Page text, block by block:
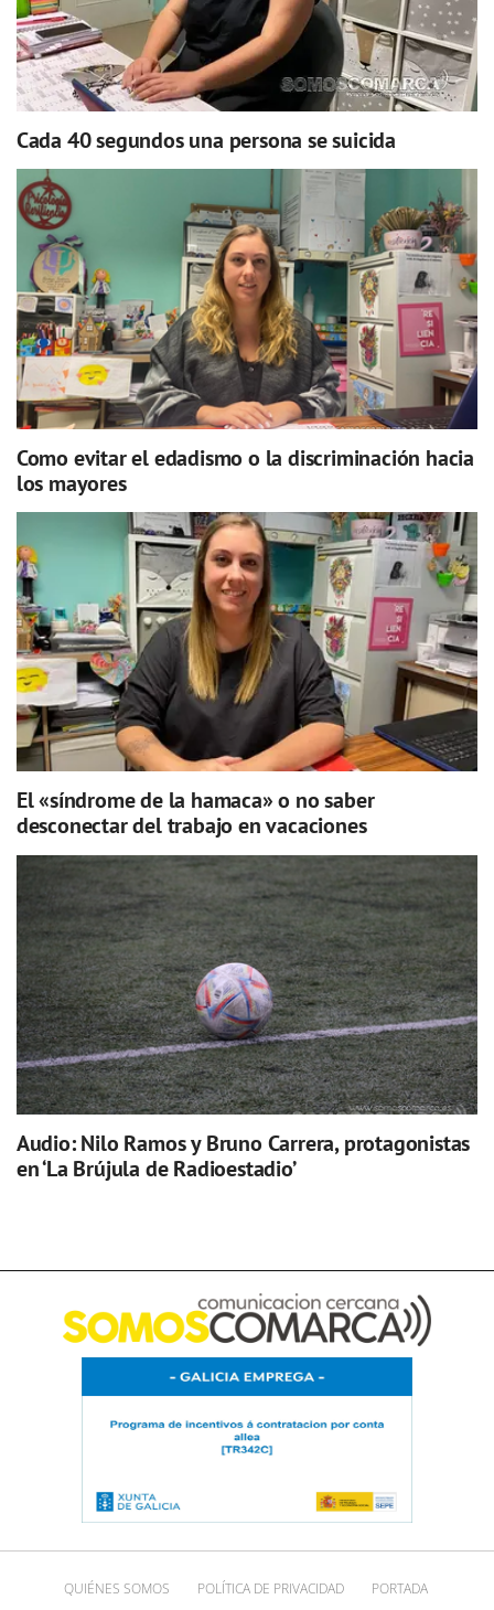
Cada 40 segundos una persona se suicida
Como evitar el edadismo o la discriminación hacia
los mayores
El «síndrome de la hamaca» o no saber
desconectar del trabajo en vacaciones
Audio: Nilo Ramos y Bruno Carrera, protagonistas
en ‘La Brújula de Radioestadio’
QUIÉNES SOMOS POLÍTICA DE PRIVACIDAD PORTADA